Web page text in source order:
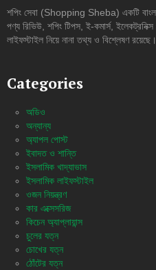
শপিং সেবা (Shopping Sheba) একটি বাংলা
পণ্য রিভিউ, শপিং টিপস, ই-কমার্স,
লাইফস্টাইল নিয়ে নানা তথ্য ও বিশ্লেষণ রয়েছে।
Categories
অডিও
অন্যান্য
অ্যাপল পোস্ট
ইবাদত ও শান্তি
ইসলামিক খাদ্যাভাস
ইসলামিক লাইফস্টাইল
ওজন নিয়ন্ত্রণ
কার এক্সেসরিজ
কিচেন অ্যাপ্লায়ান্স
চুলের যত্ন
চোখের যত্ন
ঠোঁটের যত্ন